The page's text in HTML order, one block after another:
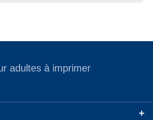
adultes à imprimer
+